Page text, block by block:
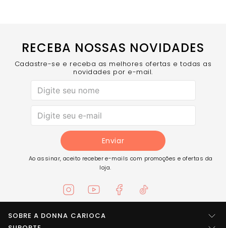
RECEBA NOSSAS NOVIDADES
Cadastre-se e receba as melhores ofertas e todas as
novidades por e-mail.
Enviar
Ao assinar, aceito receber e-mails com promoções e ofertas da
loja.
SOBRE A DONNA CARIOCA